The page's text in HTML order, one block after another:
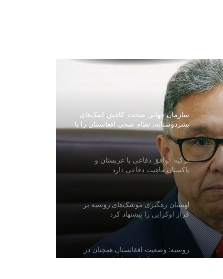
کمک‌های بشردوستانه افغانستان اختصاص
داد
سازمان جهانی صحت: کاهش کمک‌های
بشردوستانه، نظام صحی افغانستان را با
چالش جدی روبه‌رو کرده است
ترکیه: توافق دفاعی با عربستان و
پاکستان ماهیت دفاعی دارد
لهستان رهگیری موشک‌های روسیه بر
فراز اوکراین را پیشنهاد کرد
روسیه: وضعیت افغانستان همچنان در
محور توجه سازمان پیمان امنیت جمعی